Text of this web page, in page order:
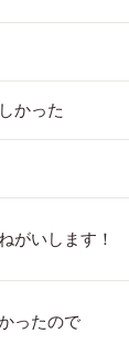
かった
がいします！
ったので